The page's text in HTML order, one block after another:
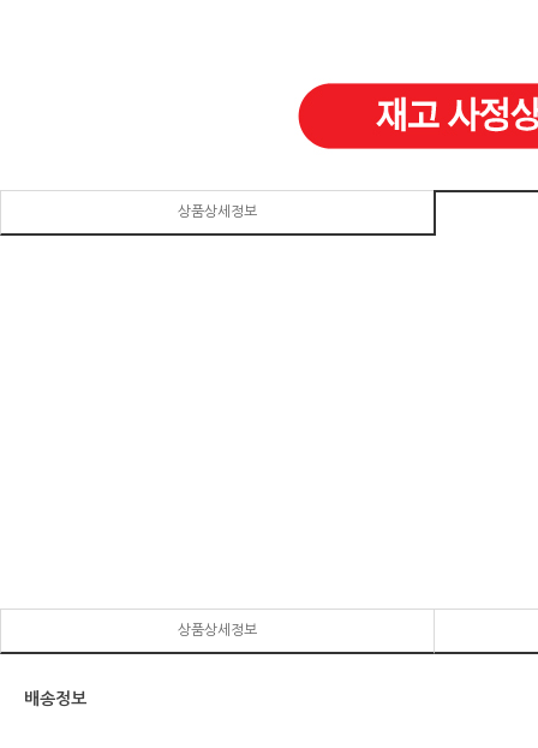
상품상세정보
상품상세정보
배송정보